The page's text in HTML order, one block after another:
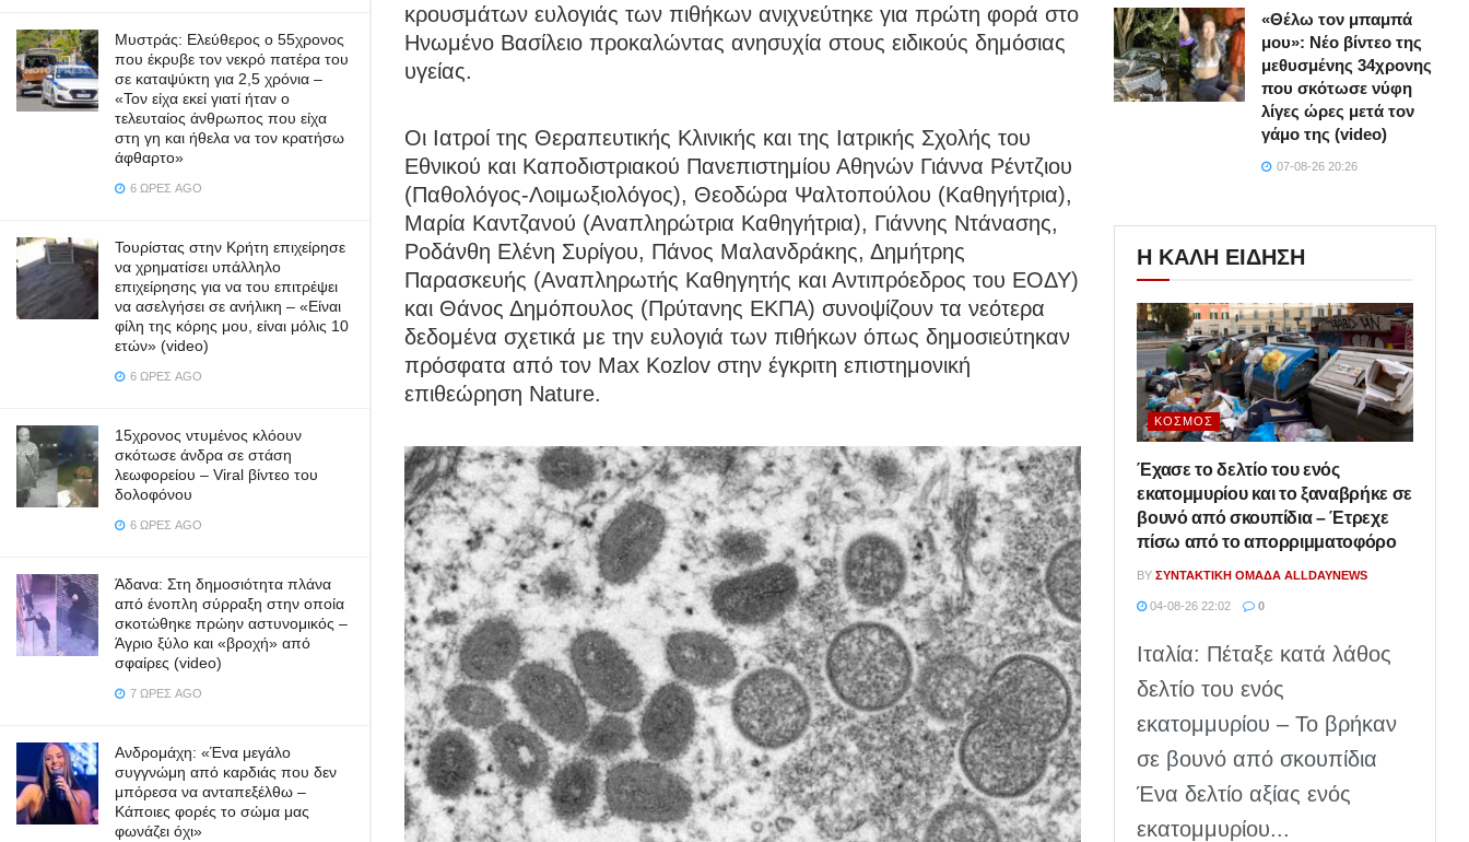
Μυστράς: Ελεύθερος ο 55χρονος
που έκρυβε τον νεκρό πατέρα του
σε καταψύκτη για 2,5 χρόνια –
«Τον είχα εκεί γιατί ήταν ο
τελευταίος άνθρωπος που είχα
στη γη και ήθελα να τον κρατήσω
άφθαρτο»
6 ΏΡΕΣ AGO
Τουρίστας στην Κρήτη επιχείρησε
να χρηματίσει υπάλληλο
επιχείρησης για να του επιτρέψει
να ασελγήσει σε ανήλικη – «Είναι
φίλη της κόρης μου, είναι μόλις 10
ετών» (video)
6 ΏΡΕΣ AGO
15χρονος ντυμένος κλόουν
σκότωσε άνδρα σε στάση
λεωφορείου – Viral βίντεο του
δολοφόνου
6 ΏΡΕΣ AGO
Άδανα: Στη δημοσιότητα πλάνα
από ένοπλη σύρραξη στην οποία
σκοτώθηκε πρώην αστυνομικός –
Άγριο ξύλο και «βροχή» από
σφαίρες (video)
7 ΏΡΕΣ AGO
Ανδρομάχη: «Ένα μεγάλο
συγγνώμη από καρδιάς που δεν
μπόρεσα να ανταπεξέλθω –
Κάποιες φορές το σώμα μας
φωνάζει όχι»
κρουσμάτων ευλογιάς των πιθήκων ανιχνεύτηκε για πρώτη φορά στο
Ηνωμένο Βασίλειο προκαλώντας ανησυχία στους ειδικούς δημόσιας
υγείας.
Οι Ιατροί της Θεραπευτικής Κλινικής και της Ιατρικής Σχολής του
Εθνικού και Καποδιστριακού Πανεπιστημίου Αθηνών Γιάννα Ρέντζιου
(Παθολόγος-Λοιμωξιολόγος), Θεοδώρα Ψαλτοπούλου (Καθηγήτρια),
Μαρία Καντζανού (Αναπληρώτρια Καθηγήτρια), Γιάννης Ντάνασης,
Ροδάνθη Ελένη Συρίγου, Πάνος Μαλανδράκης, Δημήτρης
Παρασκευής (Αναπληρωτής Καθηγητής και Αντιπρόεδρος του ΕΟΔΥ)
και Θάνος Δημόπουλος (Πρύτανης ΕΚΠΑ) συνοψίζουν τα νεότερα
δεδομένα σχετικά με την ευλογιά των πιθήκων όπως δημοσιεύτηκαν
πρόσφατα από τον Max Kozlov στην έγκριτη επιστημονική
επιθεώρηση Nature.
«Θέλω τον μπαμπά
μου»: Νέο βίντεο της
μεθυσμένης 34χρονης
που σκότωσε νύφη
λίγες ώρες μετά τον
γάμο της (video)
07-08-26 20:26
Η ΚΑΛΗ ΕΙΔΗΣΗ
ΚΌΣΜΟΣ
Έχασε το δελτίο του ενός
εκατομμυρίου και το ξαναβρήκε σε
βουνό από σκουπίδια – Έτρεχε
πίσω από το απορριμματοφόρο
BY ΣΥΝΤΑΚΤΙΚΉ ΟΜΆΔΑ ALLDAYNEWS
04-08-26 22:02 0
Ιταλία: Πέταξε κατά λάθος
δελτίο του ενός
εκατομμυρίου – Το βρήκαν
σε βουνό από σκουπίδια
Ένα δελτίο αξίας ενός
εκατομμυρίου...